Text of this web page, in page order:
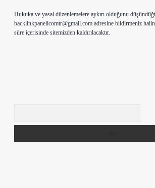
Hukuka ve yasal düzenlemelere aykırı olduğunu
backlinkpanelicomtr@gmail.com adresine bildirmeniz
süre içerisinde sitemizden kaldırılacaktır.